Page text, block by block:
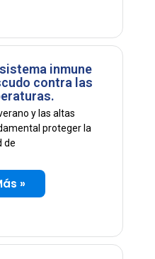
inmune
contra las
y las altas
proteger la
de
»